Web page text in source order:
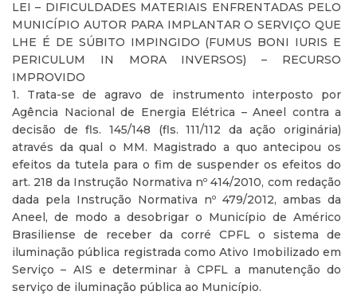
LEI – DIFICULDADES MATERIAIS ENFRENTADAS PELO
MUNICÍPIO AUTOR PARA IMPLANTAR O SERVIÇO QUE
LHE É DE SÚBITO IMPINGIDO (FUMUS BONI IURIS E
PERICULUM IN MORA INVERSOS) – RECURSO
IMPROVIDO
1. Trata-se de agravo de instrumento interposto por
Agência Nacional de Energia Elétrica – Aneel contra a
decisão de fls. 145/148 (fls. 111/112 da ação originária)
através da qual o MM. Magistrado a quo antecipou os
efeitos da tutela para o fim de suspender os efeitos do
art. 218 da Instrução Normativa nº 414/2010, com redação
dada pela Instrução Normativa nº 479/2012, ambas da
Aneel, de modo a desobrigar o Município de Américo
Brasiliense de receber da corré CPFL o sistema de
iluminação pública registrada como Ativo Imobilizado em
Serviço – AIS e determinar à CPFL a manutenção do
serviço de iluminação pública ao Município.